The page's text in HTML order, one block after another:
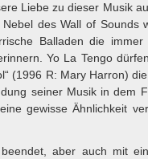
Liebe zu dieser Musik
des Wall of Sounds
Balladen die
Yo La Tengo
(1996 R: Mary Harron)
seiner Musik in dem
gewisse Ähnlichkeit
aber auch mit